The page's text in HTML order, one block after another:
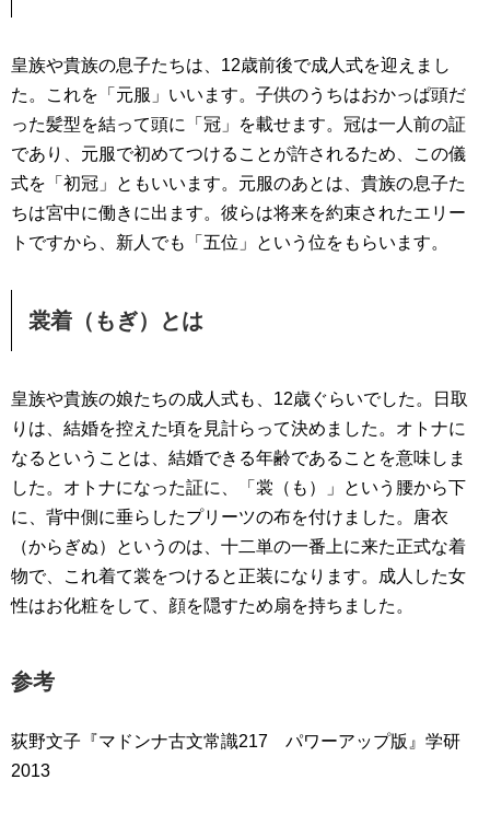
皇族や貴族の息子たちは、12歳前後で成人式を迎えまし
た。これを「元服」いいます。子供のうちはおかっぱ頭だ
った髪型を結って頭に「冠」を載せます。冠は一人前の証
であり、元服で初めてつけることが許されるため、この儀
式を「初冠」ともいいます。元服のあとは、貴族の息子た
ちは宮中に働きに出ます。彼らは将来を約束されたエリー
トですから、新人でも「五位」という位をもらいます。
裳着（もぎ）とは
皇族や貴族の娘たちの成人式も、12歳ぐらいでした。日取
りは、結婚を控えた頃を見計らって決めました。オトナに
なるということは、結婚できる年齢であることを意味しま
した。オトナになった証に、「裳（も）」という腰から下
に、背中側に垂らしたプリーツの布を付けました。唐衣
（からぎぬ）というのは、十二単の一番上に来た正式な着
物で、これ着て裳をつけると正装になります。成人した女
性はお化粧をして、顔を隠すため扇を持ちました。
参考
荻野文子『マドンナ古文常識217 パワーアップ版』学研
2013